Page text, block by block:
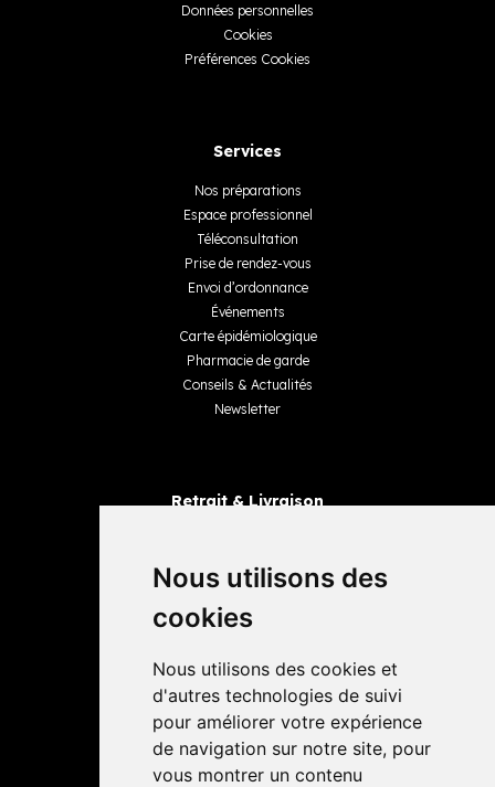
Nous utilisons des
cookies
Nous utilisons des cookies et
d'autres technologies de suivi
pour améliorer votre expérience
de navigation sur notre site, pour
vous montrer un contenu
Données personnelles
Cookies
Préférences Cookies
Services
Nos préparations
Espace professionnel
Téléconsultation
Prise de rendez-vous
Envoi d’ordonnance
Événements
Carte épidémiologique
Pharmacie de garde
Conseils & Actualités
Newsletter
Retrait & Livraison
Livraisons
4,4 / 5 65 avis